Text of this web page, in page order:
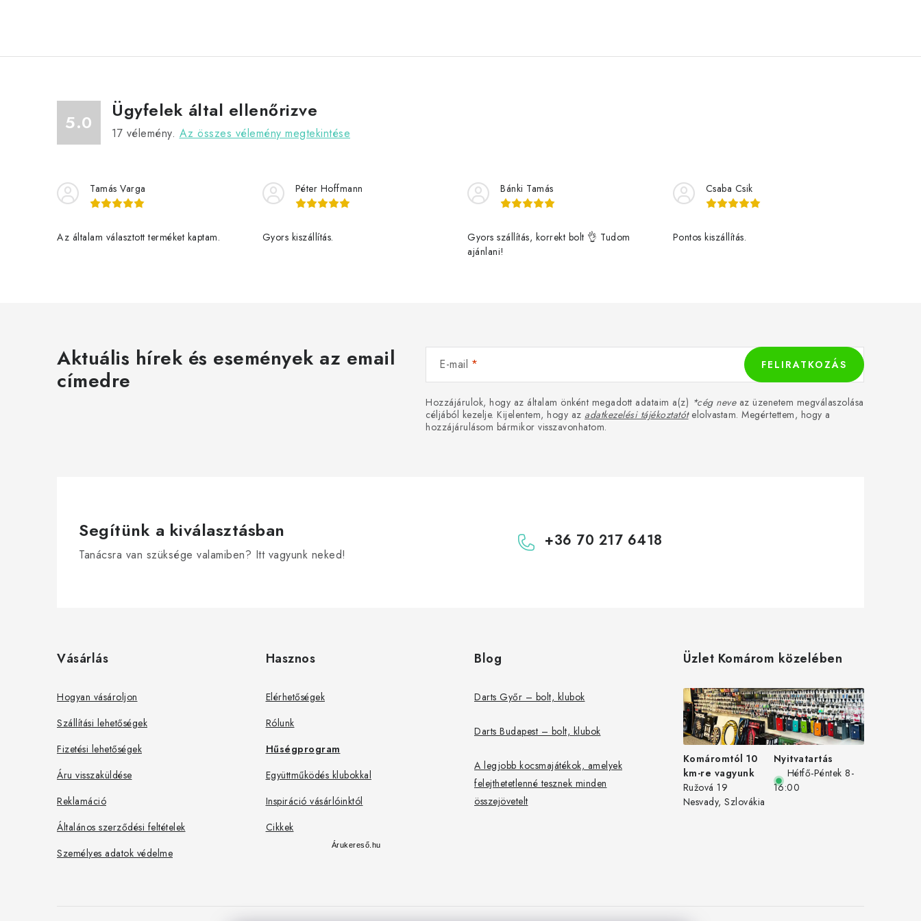
5.0
Ügyfelek által ellenőrizve
17 vélemény. Az összes vélemény megtekintése
Tamás Varga
Az általam választott terméket kaptam.
Péter Hoffmann
Gyors kiszállítás.
Bánki Tamás
Gyors szállítás, korrekt bolt 👌 Tudom
ajánlani!
Csaba Csik
Pontos kiszállítás.
Aktuális hírek és események az email
címedre
E-mail
Hozzájárulok, hogy az általam önként megadott adataim a(z) *cég neveaz üzenetem megválaszolása
céljából kezelje. Kijelentem, hogy az adatkezelési tájékoztatótelolvastam. Megértettem, hogy a
hozzájárulásom bármikor visszavonhatom.
FELIRATKOZÁS
Segítünk a kiválasztásban
Tanácsra van szüksége valamiben? Itt vagyunk neked!
+36 70 217 6418
Vásárlás
Hogyan vásároljon
Szállítási lehetőségek
Fizetési lehetőségek
Áru visszaküldése
Reklamáció
Általános szerződési feltételek
Személyes adatok védelme
Hasznos
Elérhetőségek
Rólunk
Hűségprogram
Együttműködés klubokkal
Inspiráció vásárlóinktól
Cikkek
Árukereső.hu
Blog
Darts Győr – bolt, klubok
Darts Budapest – bolt, klubok
A legjobb kocsmajátékok, amelyek
felejthetetlenné tesznek minden
összejövetelt
Üzlet Komárom közelében
Komáromtól 10
km-re vagyunk
Ružová 19
Nesvady, Szlovákia
Nyitvatartás
Hétfő-Péntek 8-
16:00